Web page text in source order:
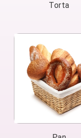
Torta